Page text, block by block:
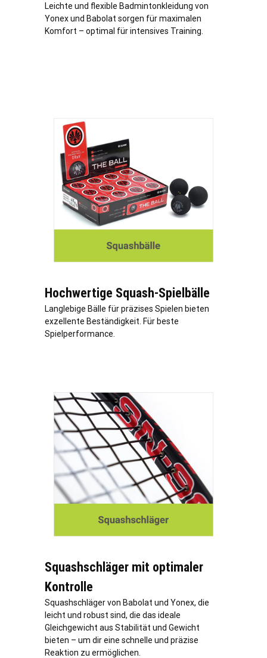
Leichte und flexible Badmintonkleidung von
Yonex und Babolat sorgen für maximalen
Komfort – optimal für intensives Training.
Hochwertige Squash-Spielbälle
Langlebige Bälle für präzises Spielen bieten
exzellente Beständigkeit. Für beste
Spielperformance.
Squashschläger mit optimaler
Kontrolle
Squashschläger von Babolat und Yonex, die
leicht und robust sind, die das ideale
Gleichgewicht aus Stabilität und Gewicht
bieten – um dir eine schnelle und präzise
Reaktion zu ermöglichen.